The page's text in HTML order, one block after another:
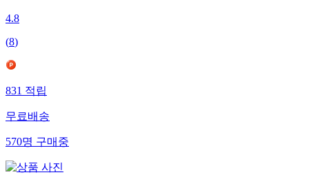
4.8
(8)
831적립
무료배송
570명구매중